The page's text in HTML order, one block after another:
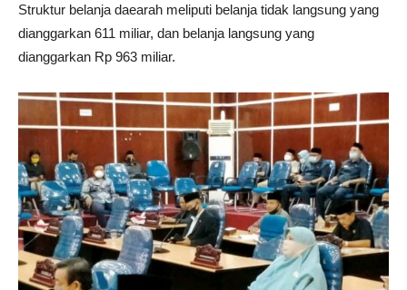
Struktur belanja daearah meliputi belanja tidak langsung yang
dianggarkan 611 miliar, dan belanja langsung yang
dianggarkan Rp 963 miliar.